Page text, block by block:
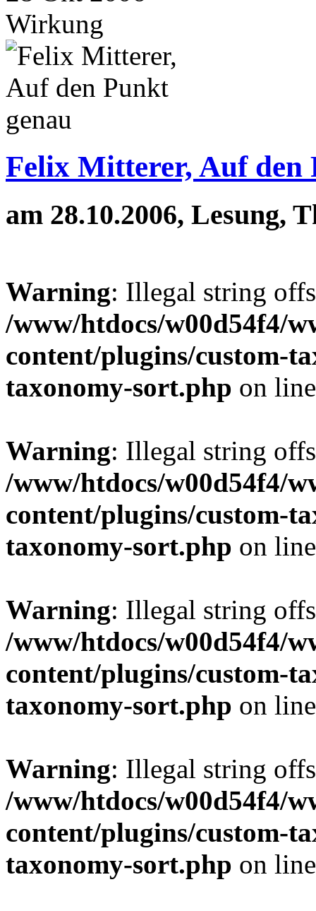
Wirkung
Felix Mitterer, Auf den
am 28.10.2006, Lesung,
Warning: Illegal string
/www/htdocs/w00d54f4/
content/plugins/custom-
taxonomy-sort.php on
Warning: Illegal string
/www/htdocs/w00d54f4/
content/plugins/custom-
taxonomy-sort.php on
Warning: Illegal string
/www/htdocs/w00d54f4/
content/plugins/custom-
taxonomy-sort.php on
Warning: Illegal string
/www/htdocs/w00d54f4/
content/plugins/custom-
taxonomy-sort.php on